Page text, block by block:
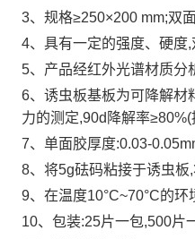
3、规格≥250×200 mm;双
4、具有一定的强度、硬度
5、产品经红外光谱材质分
6、诱虫板基板为可降解材
力的测定,90d降解率
7、单面胶厚度:0.03-
8、将5g砝码粘接于诱虫
9、在温度10°C~70°C的
10、包装:25片一包,500片